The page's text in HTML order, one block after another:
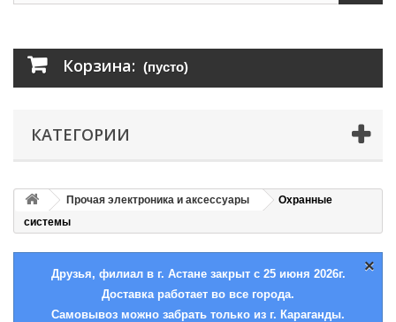
Корзина: (пусто)
КАТЕГОРИИ
Прочая электроника и аксессуары
Охранные
системы
×
Друзья, филиал в г. Астане закрыт с 25 июня 2026г.
Доставка работает во все города.
Самовывоз можно забрать только из г. Караганды.